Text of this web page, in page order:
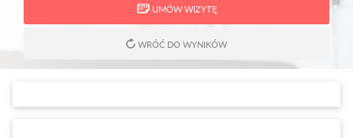
UMÓW WIZYTĘ
WRÓĆ DO WYNIKÓW